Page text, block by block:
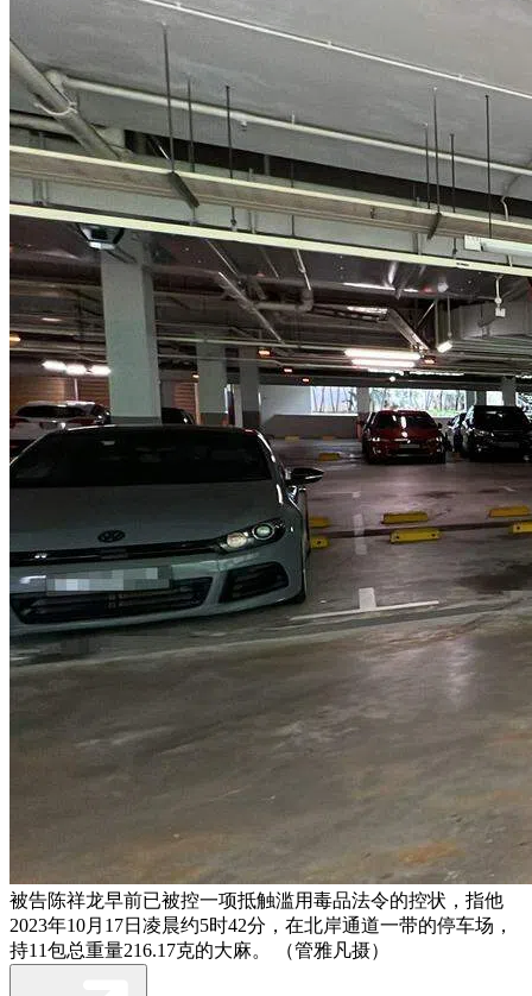
被告陈祥龙早前已被控一项抵触滥用毒品法令的控状，指他
2023年10月17日凌晨约5时42分，在北岸通道一带的停车场，
持11包总重量216.17克的大麻。 （管雅凡摄）